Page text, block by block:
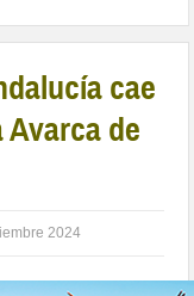
cae
de
2024